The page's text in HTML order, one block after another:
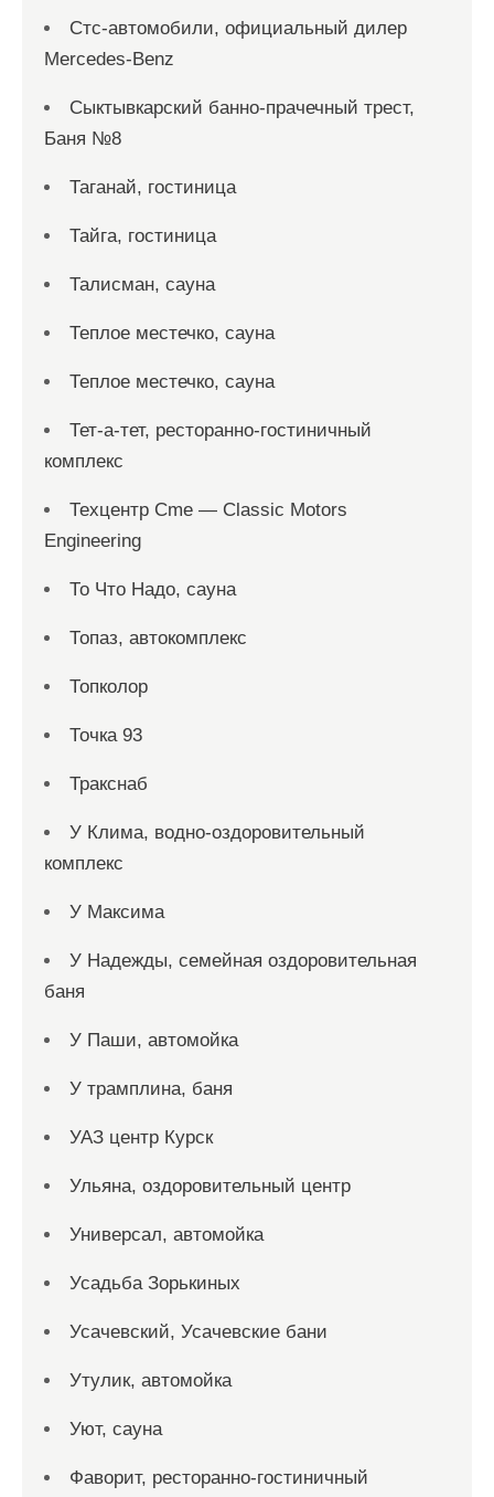
Стс-автомобили, официальный дилер
Mercedes-Benz
Сыктывкарский банно-прачечный трест,
Баня №8
Таганай, гостиница
Тайга, гостиница
Талисман, сауна
Теплое местечко, сауна
Теплое местечко, сауна
Тет-а-тет, ресторанно-гостиничный
комплекс
Техцентр Cme — Classic Motors
Engineering
То Что Надо, сауна
Топаз, автокомплекс
Топколор
Точка 93
Тракснаб
У Клима, водно-оздоровительный
комплекс
У Максима
У Надежды, семейная оздоровительная
баня
У Паши, автомойка
У трамплина, баня
УАЗ центр Курск
Ульяна, оздоровительный центр
Универсал, автомойка
Усадьба Зорькиных
Усачевский, Усачевские бани
Утулик, автомойка
Уют, сауна
Фаворит, ресторанно-гостиничный